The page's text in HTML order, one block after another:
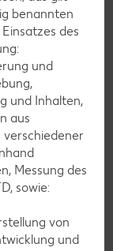
ausbremsen,
benannten
des
und
und Inhalten,
aus
Messung des
sowie:
von
und